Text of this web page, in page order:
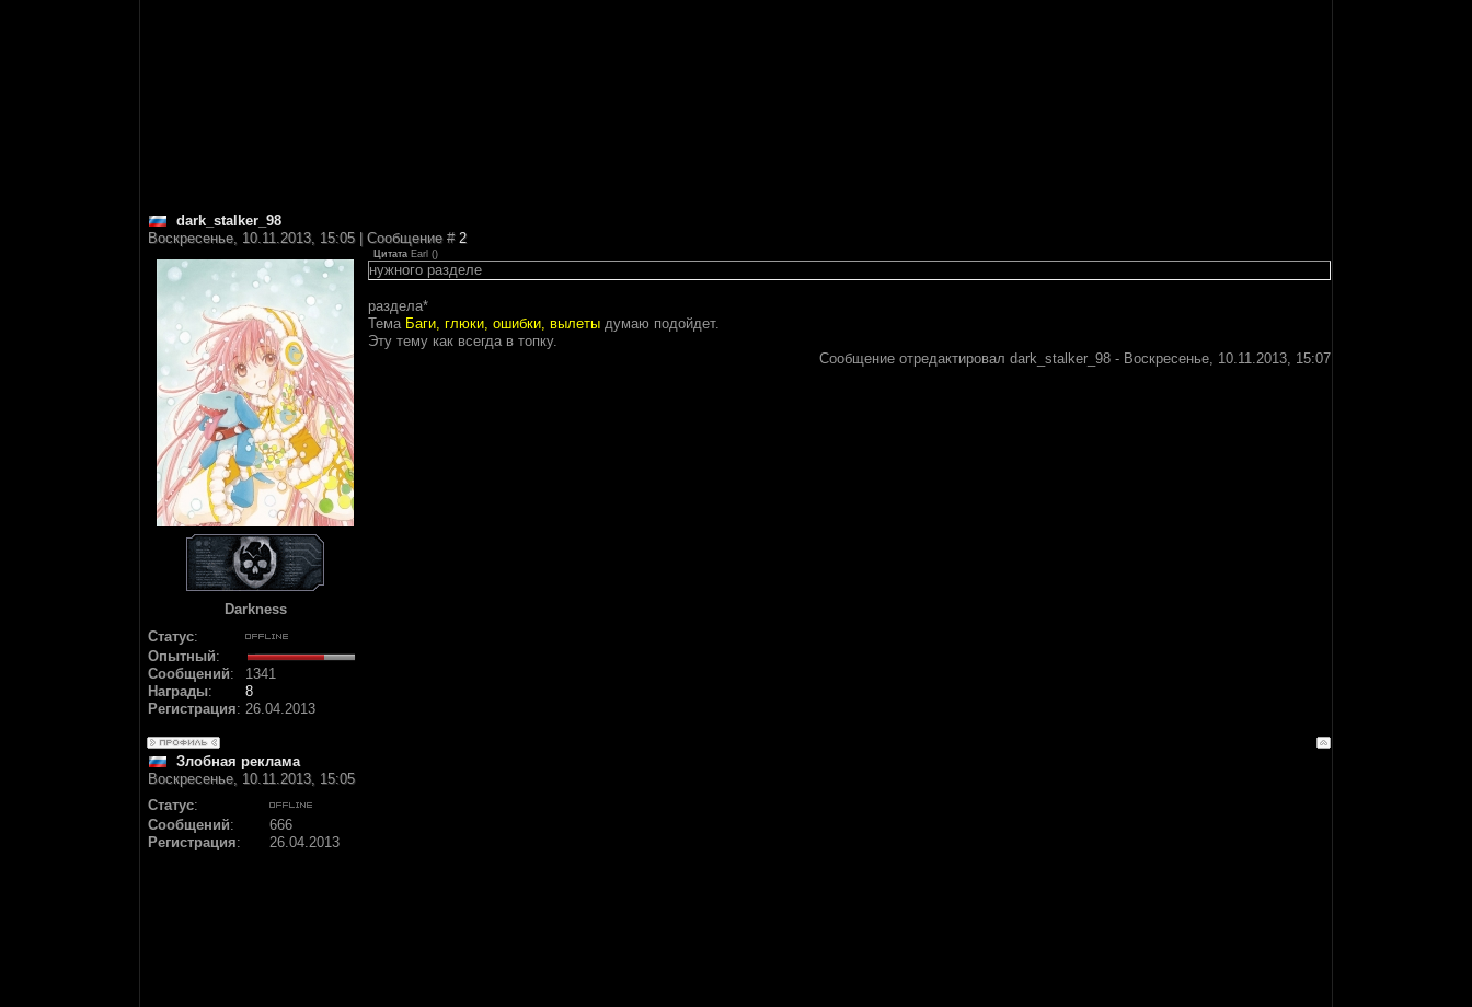
dark_stalker_98
Воскресенье, 10.11.2013, 15:05 | Сообщение # 2
Darkness
Статус:
Опытный:
Сообщений:
1341
Награды:
8
Регистрация: 26.04.2013
Цитата Earl ()
нужного разделе
раздела*
Тема Баги, глюки, ошибки, вылеты думаю подойдет.
Эту тему как всегда в топку.
Сообщение отредактировал dark_stalker_98 - Воскресенье, 10.11.2013, 15:07
Злобная реклама
Воскресенье, 10.11.2013, 15:05
Статус:
Сообщений:
666
Регистрация: 26.04.2013